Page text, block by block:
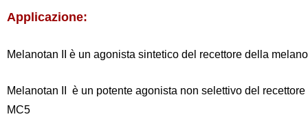
Applicazione:
Melanotan II è un agonista sintetico del recettore della
Melanotan II
è un potente agonista non selettivo del
MC5